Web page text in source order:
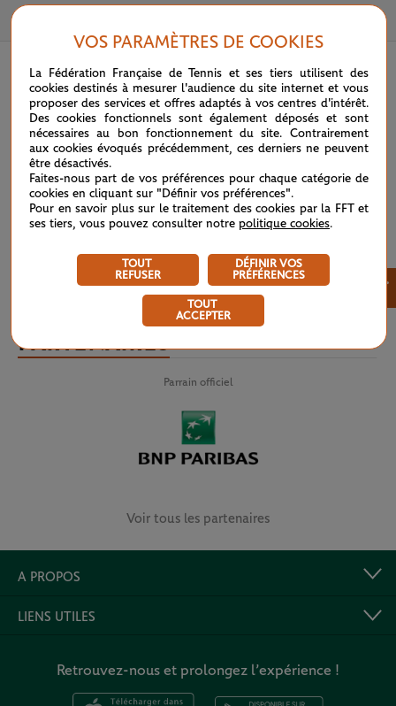
PARTENAIRES
Parrain officiel
Voir tous les partenaires
A PROPOS
LIENS UTILES
Retrouvez-nous et prolongez l’expérience !
VOS PARAMÈTRES DE COOKIES
La Fédération Française de Tennis et ses tiers utilisent des
cookies destinés à mesurer l'audience du site internet et vous
proposer des services et offres adaptés à vos centres d'intérêt.
Des cookies fonctionnels sont également déposés et sont
nécessaires au bon fonctionnement du site. Contrairement
aux cookies évoqués précédemment, ces derniers ne peuvent
être désactivés.
Faites-nous part de vos préférences pour chaque catégorie de
cookies en cliquant sur "Définir vos préférences".
Pour en savoir plus sur le traitement des cookies par la FFT et
ses tiers, vous pouvez consulter notre politique cookies.
TOUT
REFUSER
DÉFINIR VOS
PRÉFÉRENCES
TOUT
ACCEPTER